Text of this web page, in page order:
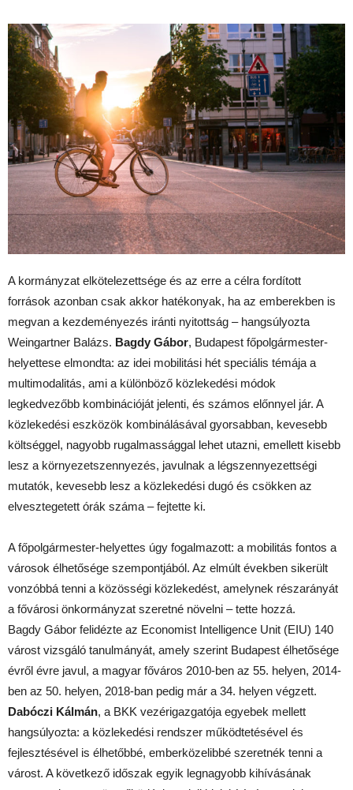
A kormányzat elkötelezettsége és az erre a célra fordított
források azonban csak akkor hatékonyak, ha az emberekben is
megvan a kezdeményezés iránti nyitottság – hangsúlyozta
Weingartner Balázs. Bagdy Gábor, Budapest főpolgármester-
helyettese elmondta: az idei mobilitási hét speciális témája a
multimodalitás, ami a különböző közlekedési módok
legkedvezőbb kombinációját jelenti, és számos előnnyel jár. A
közlekedési eszközök kombinálásával gyorsabban, kevesebb
költséggel, nagyobb rugalmassággal lehet utazni, emellett kisebb
lesz a környezetszennyezés, javulnak a légszennyezettségi
mutatók, kevesebb lesz a közlekedési dugó és csökken az
elvesztegetett órák száma – fejtette ki.
A főpolgármester-helyettes úgy fogalmazott: a mobilitás fontos a
városok élhetősége szempontjából. Az elmúlt években sikerült
vonzóbbá tenni a közösségi közlekedést, amelynek részarányát
a fővárosi önkormányzat szeretné növelni – tette hozzá.
Bagdy Gábor felidézte az Economist Intelligence Unit (EIU) 140
várost vizsgáló tanulmányát, amely szerint Budapest élhetősége
évről évre javul, a magyar főváros 2010-ben az 55. helyen, 2014-
ben az 50. helyen, 2018-ban pedig már a 34. helyen végzett.
Dabóczi Kálmán, a BKK vezérigazgatója egyebek mellett
hangsúlyozta: a közlekedési rendszer működtetésével és
fejlesztésével is élhetőbbé, emberközelibbé szeretnék tenni a
várost. A következő időszak egyik legnagyobb kihívásának